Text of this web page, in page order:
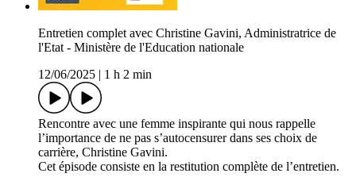
Entretien complet avec Christine Gavini, Administratrice de
l'Etat - Ministère de l'Education nationale
12/06/2025
1 h 2 min
Rencontre avec une femme inspirante qui nous rappelle
l’importance de ne pas s’autocensurer dans ses choix de
carrière, Christine Gavini.
Cet épisode consiste en la restitution complète de l’entretien.